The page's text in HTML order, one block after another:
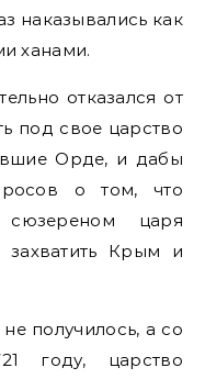
наказывались как
ханами.
отказался от
под свое царство
Орде, и дабы
о том, что
царя
Крым и
получилось, а со
году, царство